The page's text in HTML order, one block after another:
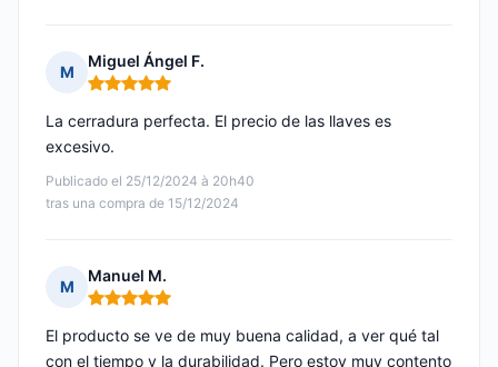
M
Miguel Ángel F.
Nota: 5 de 5
Publicado el 25/12/2024 à 20h40
tras una compra de 15/12/2024
La cerradura perfecta. El precio de las llaves es
excesivo.
M
Manuel M.
Nota: 5 de 5
El producto se ve de muy buena calidad, a ver qué tal
con el tiempo y la durabilidad. Pero estoy muy contento